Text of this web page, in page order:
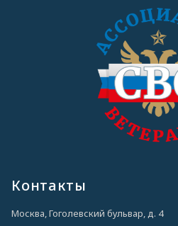
Контакты
Москва, Гоголевский бульвар, д. 4